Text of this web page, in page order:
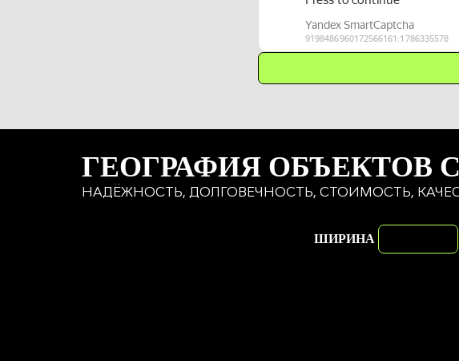
ГЕОГРАФИЯ ОБЪЕКТОВ
НАДЁЖНОСТЬ, ДОЛГОВЕЧНОСТЬ, СТОИМОСТЬ,
ШИРИНА